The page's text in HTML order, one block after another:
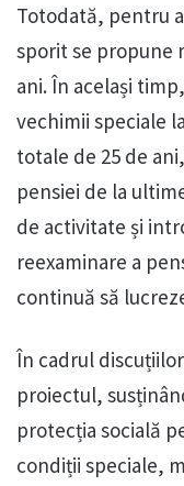
Totodată, pentru
sporit se propune
ani. În același
vechimii speciale
totale de 25 de
pensiei de la
de activitate și
reexaminare a
continuă să
În cadrul
proiectul,
protecția socială
condiții speciale,